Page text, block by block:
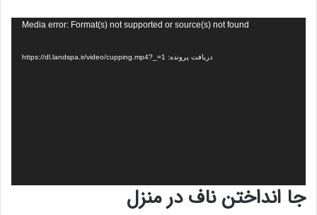
Media error: Format(s) not supported or source(s) not found
دریافت پرونده: https://dl.landspa.ir/video/cupping.mp4?_=1
جا انداختن ناف در منزل